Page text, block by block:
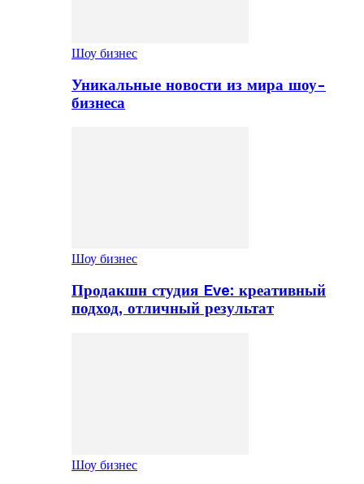
Шоу бизнес
Уникальные новости из мира шоу-
бизнеса
Шоу бизнес
Продакшн студия Eve: креативный
подход, отличный результат
Шоу бизнес